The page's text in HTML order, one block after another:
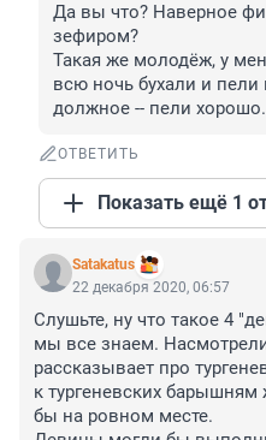
Да вы что? Наверное
зефиром?
Такая же молодёж, у
всю ночь бухали и пели
должное -- пели хорошо.
ОТВЕТИТЬ
Показать ещё 1
Satakatus
22 декабря 2020, 06:57
Слушьте, ну что такое 4
мы все знаем.
рассказывает про
к тургеневских
бы на ровном месте.